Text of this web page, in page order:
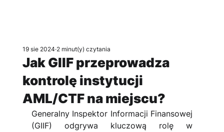
Jak GIIF przeprowadza
kontrolę instytucji
AML/CTF na miejscu?
19 sie 2024 2 minut(y) czytania
Generalny Inspektor Informacji Finansowej
(GIIF) odgrywa kluczową rolę w